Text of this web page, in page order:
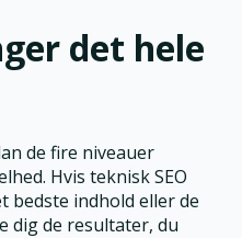
det hele
de fire niveauer
Hvis teknisk SEO
bedste indhold eller de
dig de resultater, du